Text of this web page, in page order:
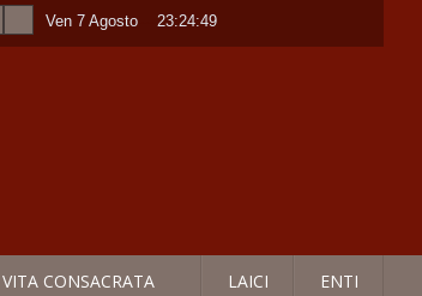
Ven 7 Agosto ----23:24:49
VITA CONSACRATA LAICI ENTI